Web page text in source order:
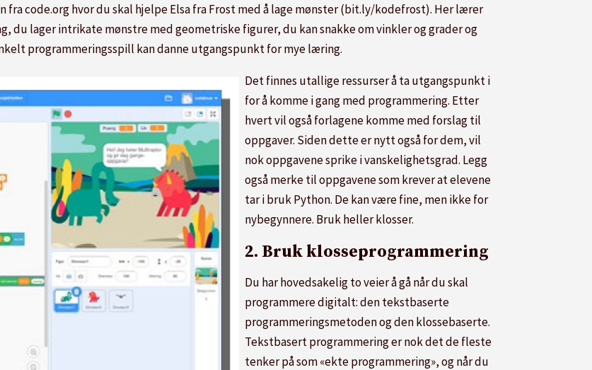
code.org hvor du skal hjelpe Elsa fra Frost med å lage mønster (bit.ly/kodefrost). Her lærer
du lager intrikate mønstre med geometriske figurer, du kan snakke om vinkler og grader og
programmeringsspill kan danne utgangspunkt for mye læring.
Det finnes utallige ressurser å ta utgangspunkt i
for å komme i gang med programmering. Etter
hvert vil også forlagene komme med forslag til
oppgaver. Siden dette er nytt også for dem, vil
nok oppgavene sprike i vanskelighetsgrad. Legg
også merke til oppgavene som krever at elevene
tar i bruk Python. De kan være fine, men ikke for
nybegynnere. Bruk heller klosser.
2. Bruk klosseprogrammering
Du har hovedsakelig to veier å gå når du skal
programmere digitalt: den tekstbaserte
programmeringsmetoden og den klossebaserte.
Tekstbasert programmering er nok det de fleste
tenker på som «ekte programmering», og når du